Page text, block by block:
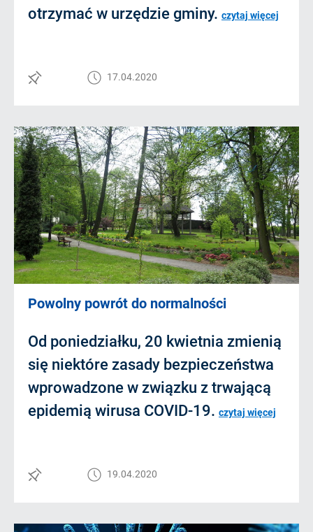
otrzymać w urzędzie gminy. czytaj więcej
17.04.2020
Powolny powrót do normalności
Od poniedziałku, 20 kwietnia zmienią
się niektóre zasady bezpieczeństwa
wprowadzone w związku z trwającą
epidemią wirusa COVID-19. czytaj więcej
19.04.2020